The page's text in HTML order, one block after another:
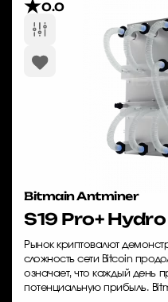
Bitmain Antminer
S19 Pro+ Hydro
Рынок криптовалют
сложность сети Bitcoin
означает, что каждый день
потенциальную прибыль.
0.0